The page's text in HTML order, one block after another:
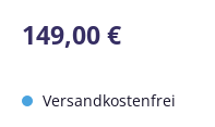
Regulärer Preis:
149,00 €
Versandkostenfrei